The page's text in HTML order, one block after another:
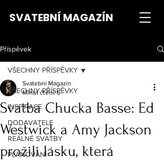
SVATEBNÍ MAGAZÍN
Příspěvek
VŠECHNY PŘÍSPĚVKY
INSPIRACE
DODAVATELE
REÁLNÉ SVATBY
PLÁNOVÁNÍ
VŠECHNY PŘÍSPĚVKY
Svatba Chucka Basse: Ed
Westwick a Amy Jackson
prožili lásku, která
Svatební Magazin
Minut čtení: 6